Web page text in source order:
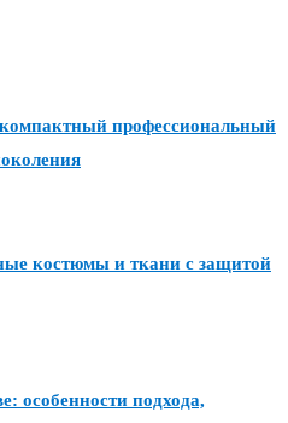
профессиональный
костюмы и ткани с защитой
особенности подхода,